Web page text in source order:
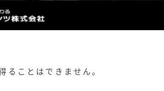
ることはできません。